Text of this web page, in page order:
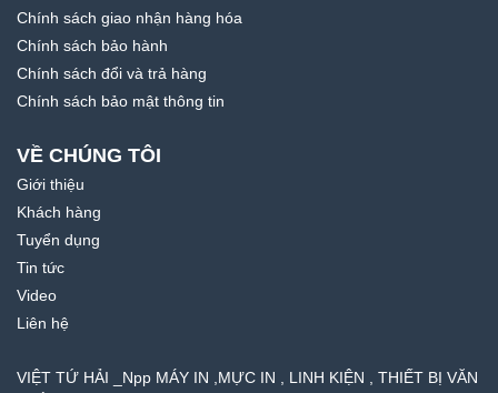
Chính sách giao nhận hàng hóa
Chính sách bảo hành
Chính sách đổi và trả hàng
Chính sách bảo mật thông tin
VỀ CHÚNG TÔI
Giới thiệu
Khách hàng
Tuyển dụng
Tin tức
Video
Liên hệ
VIỆT TỨ HẢI _Npp MÁY IN ,MỰC IN , LINH KIỆN , THIẾT BỊ VĂN